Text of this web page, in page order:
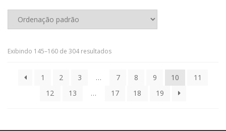
Exibindo 145–160 de 304 resultados
1 2 3 … 7 8 9 10
11
12
13 … 17 18 19